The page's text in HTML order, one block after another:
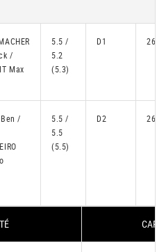
/
Max
5.5 /
5.2
(5.3)
D1
Ben /
5.5 /
5.5
(5.5)
D2